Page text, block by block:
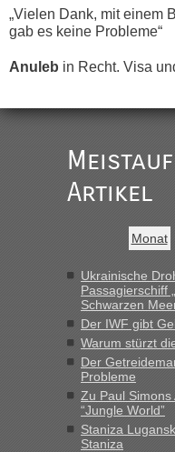
„Vielen Dank, mit einem
gab es keine Probleme“
Anuleb in Recht, Visa
Verdacht.“
inRecht, Visa und
Milliarden aufgedeckt
und du nicht damit
Originalverpackt ist und
keine Probleme geben“
Recht, Visa und
gebrauchter Kleidung
„Hallo Leute, ich weiß
Anfrage. Ich möchte 4
Straßen Kleidung bei
mitnehmen. Es ist
Artikel
Monat
Ukrainische
Passagierschiff
Schwarzen
Der IWF gibt
Warum stürzt
Der
Probleme
Zu Paul
“Jungle World”
Staniza
Staniza